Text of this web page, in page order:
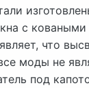
с
что
моды не
под